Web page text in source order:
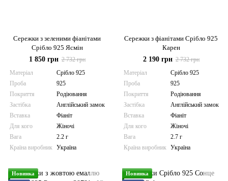
Сережки з зеленими фіанітами
Срібло 925 Ясмін
1 850 грн 2 732 грн
Матеріал
Срібло 925
Проба
925
Покриття
Родіювання
Застібка
Англійський замок
Вставка
Фіаніт
Для кого
Жіночі
Вага
2.2 г
Країна виробник
Україна
Сережки з фіанітами Срібло 925
Карен
2 190 грн 2 732 грн
Матеріал
Срібло 925
Проба
925
Покриття
Родіювання
Застібка
Англійський замок
Вставка
Фіаніт
Для кого
Жіночі
Вага
2.7 г
Країна виробник
Україна
Новинка
Новинка